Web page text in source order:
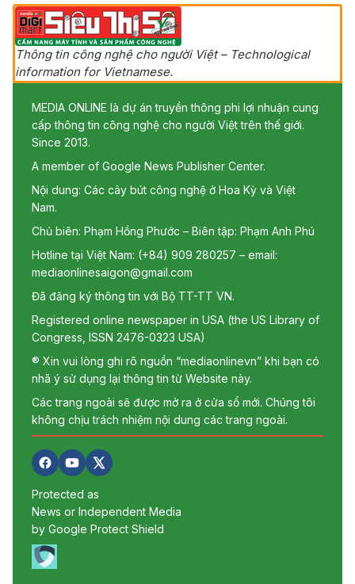
Thông tin công nghệ cho người Việt – Technological
information for Vietnamese.
MEDIA ONLINE là dự án truyền thông phi lợi nhuận cung
cấp thông tin công nghệ cho người Việt trên thế giới.
Since 2013.
A member of Google News Publisher Center.
Nội dung: Các cây bút công nghệ ở Hoa Kỳ và Việt
Nam.
Chủ biên: Phạm Hồng Phước – Biên tập: Phạm Anh Phú
Hotline tại Việt Nam: (+84) 909 280257 – email:
mediaonlinesaigon@gmail.com
Đã đăng ký thông tin với Bộ TT-TT VN.
Registered online newspaper in USA (the US Library of
Congress, ISSN 2476-0323 USA)
® Xin vui lòng ghi rõ nguồn “mediaonlinevn” khi bạn có
nhã ý sử dụng lại thông tin từ Website này.
Các trang ngoài sẽ được mở ra ở cửa sổ mới. Chúng tôi
không chịu trách nhiệm nội dung các trang ngoài.
Protected as
News or Independent Media
by Google Protect Shield